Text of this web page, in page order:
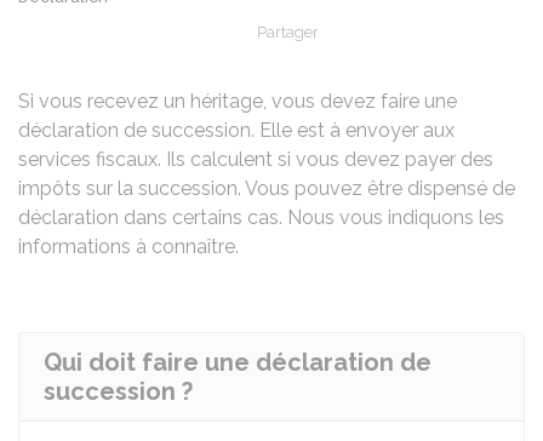
Partager
Si vous recevez un héritage, vous devez faire une
déclaration de succession. Elle est à envoyer aux
services fiscaux. Ils calculent si vous devez payer des
impôts sur la succession. Vous pouvez être dispensé de
déclaration dans certains cas. Nous vous indiquons les
informations à connaître.
Qui doit faire une déclaration de
succession ?